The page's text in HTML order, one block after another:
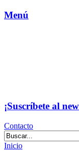
Menú
¡Suscríbete al
Contacto
Inicio